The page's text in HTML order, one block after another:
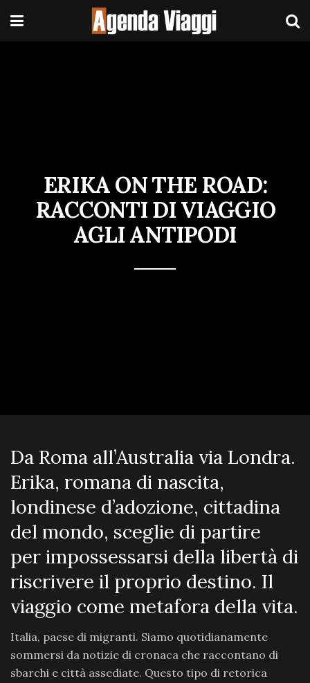
ERIKA ON THE ROAD:
RACCONTI DI VIAGGIO
AGLI ANTIPODI
Da Roma all’Australia via Londra.
Erika, romana di nascita,
londinese d’adozione, cittadina
del mondo, sceglie di partire
per impossessarsi della libertà di
riscrivere il proprio destino. Il
viaggio come metafora della vita.
Italia, paese di migranti. Siamo quotidianamente
sommersi da notizie di cronaca che raccontano di
sbarchi e città assediate. Questo tipo di retorica